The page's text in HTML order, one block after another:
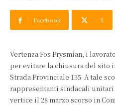
Facebook X
Vertenza Fos Prysmian, i
per evitare la chiusura del sito
Strada Provinciale 135. A tale
rappresentanti sindacali
vertice il 28 marzo scorso in